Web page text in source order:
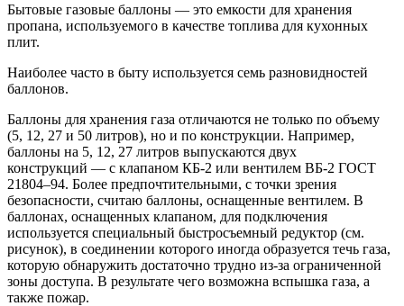
Бытовые газовые баллоны — это емкости для хранения
пропана, используемого в качестве топлива для кухонных
плит.
Наиболее часто в быту используется семь разновидностей
баллонов.
Баллоны для хранения газа отличаются не только по объему
(5, 12, 27 и 50 литров), но и по конструкции. Например,
баллоны на 5, 12, 27 литров выпускаются двух
конструкций — с клапаном КБ-2 или вентилем ВБ-2 ГОСТ
21804–94. Более предпочтительными, с точки зрения
безопасности, считаю баллоны, оснащенные вентилем. В
баллонах, оснащенных клапаном, для подключения
используется специальный быстросъемный редуктор (см.
рисунок), в соединении которого иногда образуется течь газа,
которую обнаружить достаточно трудно из-за ограниченной
зоны доступа. В результате чего возможна вспышка газа, а
также пожар.